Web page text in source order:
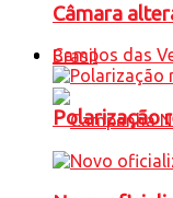
Campos das
Câmara
Brasil
Polarização